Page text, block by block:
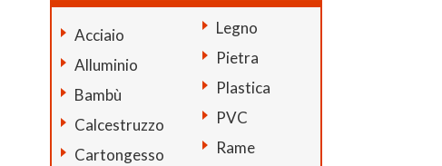
Acciaio
Alluminio
Bambù
Calcestruzzo
Cartongesso
Legno
Pietra
Plastica
PVC
Rame